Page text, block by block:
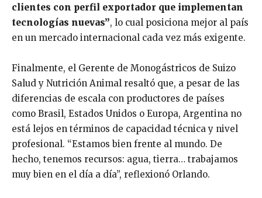
clientes con perfil exportador que implementan
tecnologías nuevas”, lo cual posiciona mejor al país
en un mercado internacional cada vez más exigente.
Finalmente, el Gerente de Monogástricos de Suizo
Salud y Nutrición Animal resaltó que, a pesar de las
diferencias de escala con productores de países
como Brasil, Estados Unidos o Europa, Argentina no
está lejos en términos de capacidad técnica y nivel
profesional. “Estamos bien frente al mundo. De
hecho, tenemos recursos: agua, tierra… trabajamos
muy bien en el día a día”, reflexionó Orlando.